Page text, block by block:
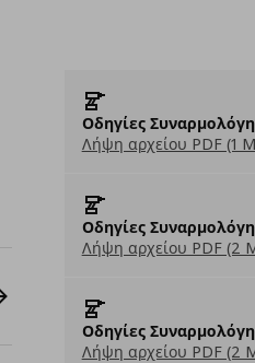
Οδηγίες
Λήψη αρχείου PDF (1
Οδηγίες
Λήψη αρχείου PDF (2
Οδηγίες
Λήψη αρχείου PDF (2